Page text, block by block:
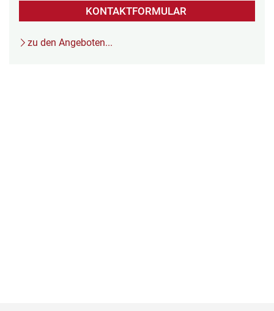
KONTAKTFORMULAR
zu den Angeboten...